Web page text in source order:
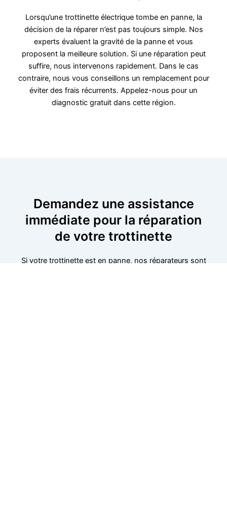
Lorsqu’une trottinette électrique tombe en panne, la
décision de la réparer n’est pas toujours simple. Nos
experts évaluent la gravité de la panne et vous
proposent la meilleure solution. Si une réparation peut
suffire, nous intervenons rapidement. Dans le cas
contraire, nous vous conseillons un remplacement pour
éviter des frais récurrents. Appelez-nous pour un
diagnostic gratuit dans cette région.
Demandez une assistance
immédiate pour la réparation
de votre trottinette
Si votre trottinette est en panne, nos réparateurs sont